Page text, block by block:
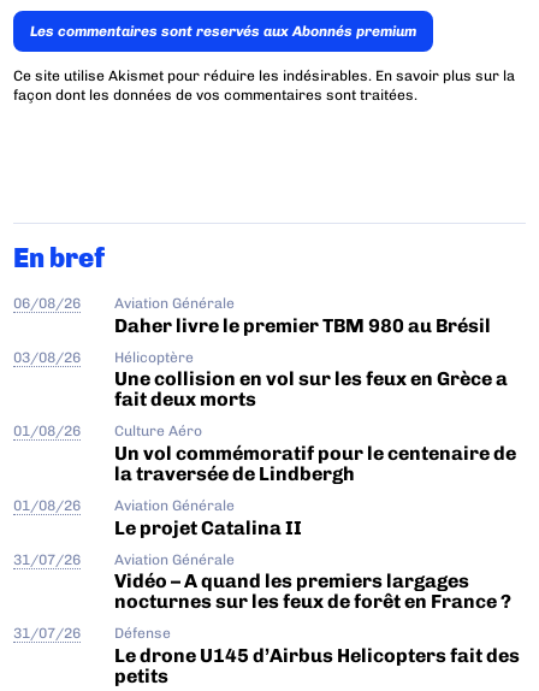
Les commentaires sont reservés aux Abonnés premium
Ce site utilise Akismet pour réduire les indésirables. En savoir plus sur la
façon dont les données de vos commentaires sont traitées.
En bref
06/08/26 Aviation Générale
Daher livre le premier TBM 980 au Brésil
03/08/26 Hélicoptère
Une collision en vol sur les feux en Grèce a
fait deux morts
01/08/26 Culture Aéro
Un vol commémoratif pour le centenaire de
la traversée de Lindbergh
01/08/26 Aviation Générale
Le projet Catalina II
31/07/26 Aviation Générale
Vidéo – A quand les premiers largages
nocturnes sur les feux de forêt en France ?
31/07/26 Défense
Le drone U145 d’Airbus Helicopters fait des
petits